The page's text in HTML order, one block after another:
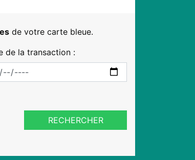
de votre carte bleue.
de la transaction :
RECHERCHER